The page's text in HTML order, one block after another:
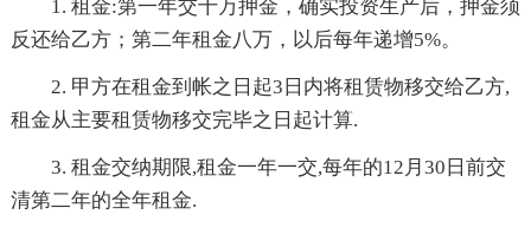
1. 租金:第一年交十万押金，确实投资生产后，押金须
反还给乙方；第二年租金八万，以后每年递增5%。
2. 甲方在租金到帐之日起3日内将租赁物移交给乙方,
租金从主要租赁物移交完毕之日起计算.
3. 租金交纳期限,租金一年一交,每年的12月30日前交
清第二年的全年租金.